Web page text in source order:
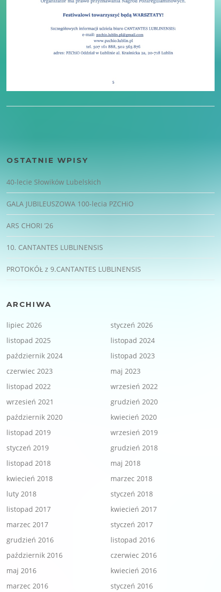
OSTATNIE WPISY
40-lecie Słowików Lubelskich
GALA JUBILEUSZOWA 100-lecia PZCHiO
ARS CHORI ’26
10. CANTANTES LUBLINENSIS
PROTOKÓŁ z 9.CANTANTES LUBLINENSIS
ARCHIWA
lipiec 2026
styczeń 2026
listopad 2025
listopad 2024
październik 2024
listopad 2023
czerwiec 2023
maj 2023
listopad 2022
wrzesień 2022
wrzesień 2021
grudzień 2020
październik 2020
kwiecień 2020
listopad 2019
wrzesień 2019
styczeń 2019
grudzień 2018
listopad 2018
maj 2018
kwiecień 2018
marzec 2018
luty 2018
styczeń 2018
listopad 2017
kwiecień 2017
marzec 2017
styczeń 2017
grudzień 2016
listopad 2016
październik 2016
czerwiec 2016
maj 2016
kwiecień 2016
marzec 2016
styczeń 2016